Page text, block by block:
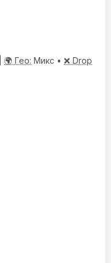
🌍 Гео: Микс • ❌ Drop